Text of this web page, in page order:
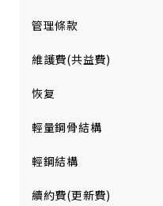
管理條款
維護費(共益費)
恢复
輕量鋼骨結構
輕鋼結構
續約費(更新費)